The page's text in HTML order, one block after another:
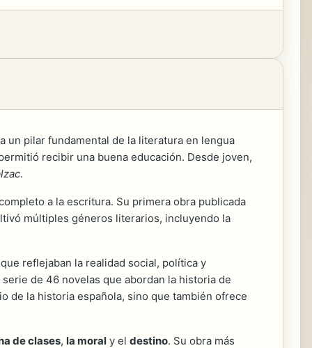
un pilar fundamental de la literatura en lengua
recibir una buena educación. Desde joven,
.
a la escritura. Su primera obra publicada
múltiples géneros literarios, incluyendo la
reflejaban la realidad social, política y
serie de 46 novelas que abordan la historia de
de la historia española, sino que también ofrece
de clases, la moral y el destino. Su obra más